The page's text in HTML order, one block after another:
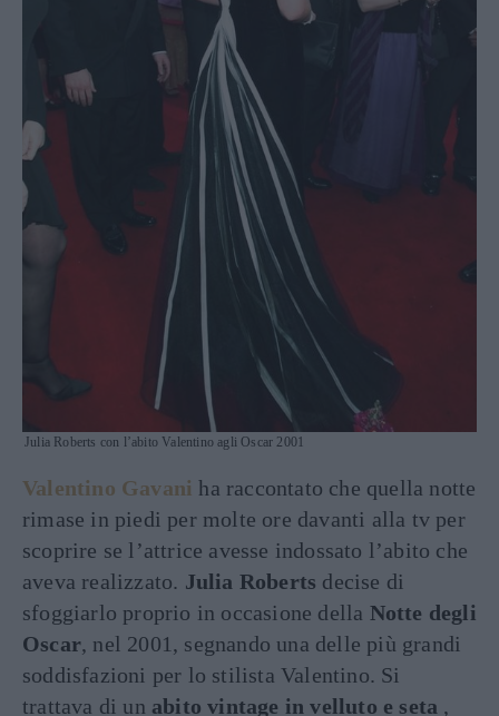
Julia Roberts con l’abito Valentino agli Oscar 2001
Valentino Gavani ha raccontato che quella notte
rimase in piedi per molte ore davanti alla tv per
scoprire se l’attrice avesse indossato l’abito che
aveva realizzato. Julia Roberts decise di
sfoggiarlo proprio in occasione della Notte degli
Oscar, nel 2001, segnando una delle più grandi
soddisfazioni per lo stilista Valentino. Si
trattava di un abito vintage in velluto e seta ,